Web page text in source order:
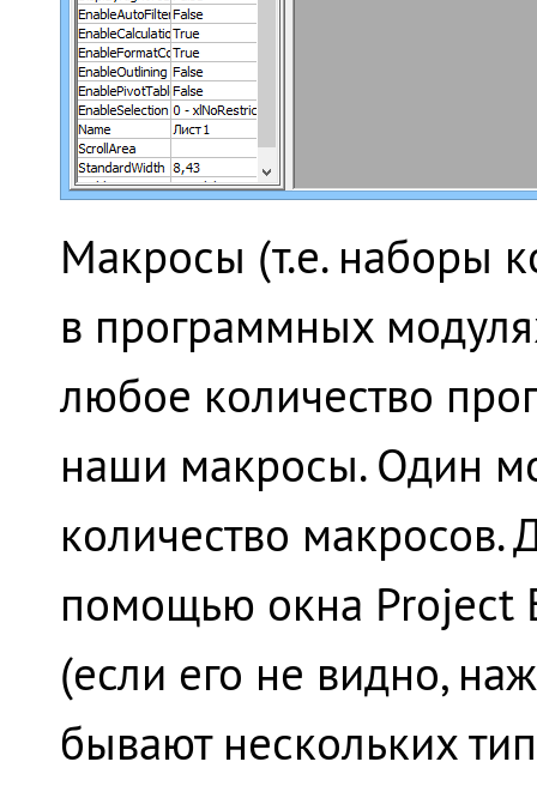
Макросы (т.е. наборы
в программных
любое количество
наши макросы. Один
количество макросов.
помощью окна Project
(если его не видно,
бывают нескольких